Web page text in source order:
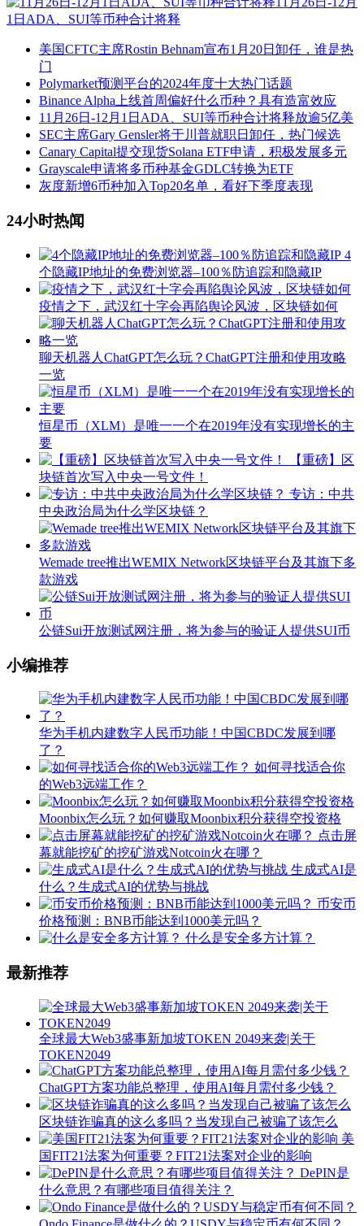
1日ADA、SUI等币种合计将释
美国CFTC主席Rostin Behnam宣布1月20日卸任，谁是热
门
Polymarket预测平台的2024年度十大热门话题
Binance Alpha上线首周偏好什么币种？具有造富效应
11月26日-12月1日ADA、SUI等币种合计将释放逾5亿美
SEC主席Gary Gensler将于川普就职日卸任，热门候选
Canary Capital提交现货Solana ETF申请，积极发展多元
Grayscale申请将多币种基金GDLC转换为ETF
灰度新增6币种加入Top20名单，看好下季度表现
24小时热闻
4
个隐藏IP地址的免费浏览器–100％防追踪和隐藏IP
疫情之下，武汉红十字会再陷舆论风波，区块链如何
聊天机器人ChatGPT怎么玩？ChatGPT注册和使用攻略
一览
恒星币（XLM）是唯一一个在2019年没有实现增长的主
要
【重磅】区
块链首次写入中央一号文件！
专访：中共
中央政治局为什么学区块链？
Wemade tree推出WEMIX Network区块链平台及其旗下多
款游戏
公链Sui开放测试网注册，将为参与的验证人提供SUI币
小编推荐
华为手机内建数字人民币功能！中国CBDC发展到哪
了？
如何寻找适合你
的Web3远端工作？
Moonbix怎么玩？如何赚取Moonbix积分获得空投资格
点击屏
幕就能挖矿的挖矿游戏Notcoin火在哪？
生成式AI是
什么？生成式AI的优势与挑战
币安币
价格预测：BNB币能达到1000美元吗？
什么是安全多方计算？
最新推荐
全球最大Web3盛事新加坡TOKEN 2049来袭|关于
TOKEN2049
ChatGPT方案功能总整理，使用AI每月需付多少钱？
区块链诈骗真的这么多吗？当发现自己被骗了该怎么
美
国FIT21法案为何重要？FIT21法案对企业的影响
DePIN是
什么意思？有哪些项目值得关注？